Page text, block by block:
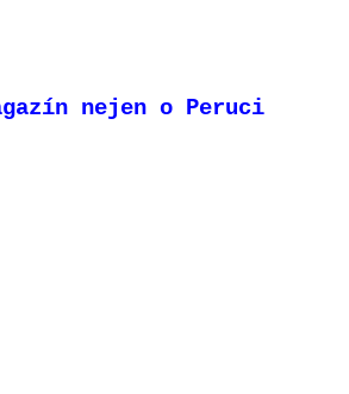
nejen o Peruci